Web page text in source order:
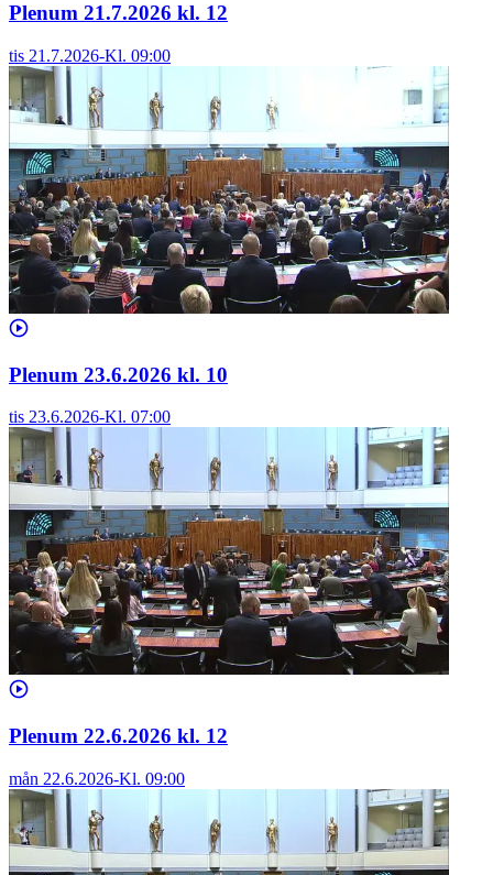
Plenum 21.7.2026 kl. 12
tis 21.7.2026-Kl. 09:00
Plenum 23.6.2026 kl. 10
tis 23.6.2026-Kl. 07:00
Plenum 22.6.2026 kl. 12
mån 22.6.2026-Kl. 09:00